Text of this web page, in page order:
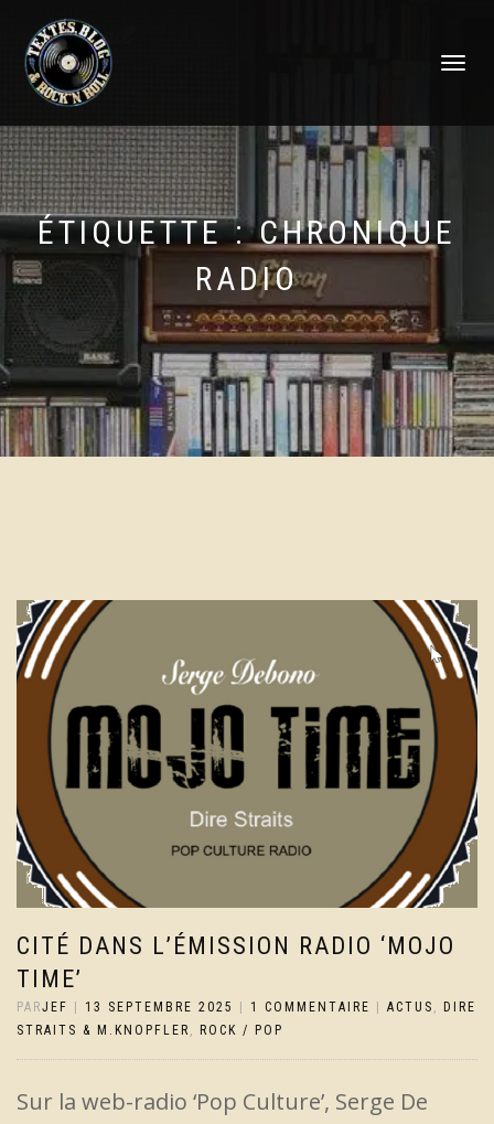
DÉPLIER
ÉTIQUETTE :CHRONIQUE
RADIO
CITÉ DANS L’ÉMISSION RADIO ‘MOJO
TIME’
PARJEF | 13 SEPTEMBRE 2025 | 1 COMMENTAIRE | ACTUS
DIRE
STRAITS & M.KNOPFLER
ROCK / POP
Sur la web-radio ‘Pop Culture’, Serge De